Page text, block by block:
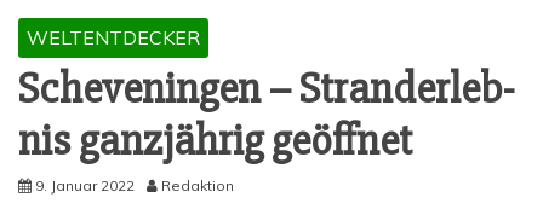
WELTENTDECKER
Sche­ven­in­gen – Stran­d­er­leb­
nis ganz­jäh­rig geöffnet
9. Januar 2022 Redaktion